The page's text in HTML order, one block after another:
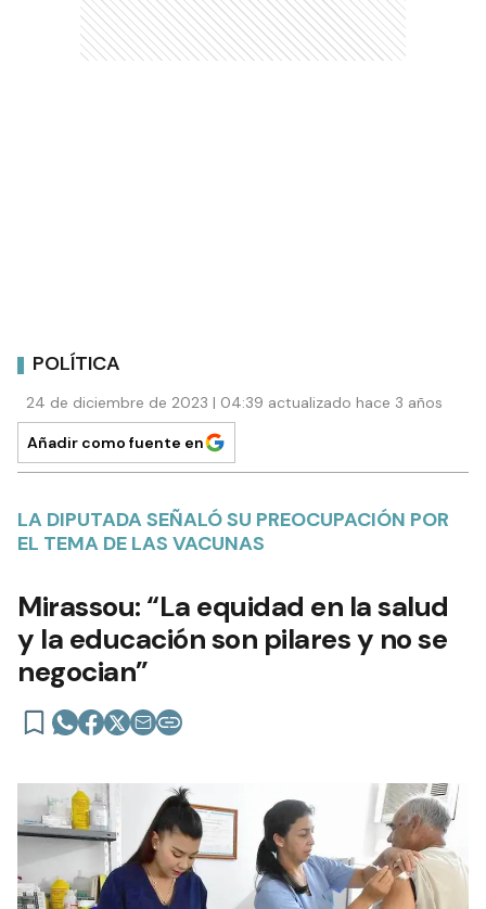
POLÍTICA
24 de diciembre de 2023 | 04:39 actualizado hace 3 años
Añadir como fuente en
LA DIPUTADA SEÑALÓ SU PREOCUPACIÓN POR
EL TEMA DE LAS VACUNAS
Mirassou: “La equidad en la salud
y la educación son pilares y no se
negocian”